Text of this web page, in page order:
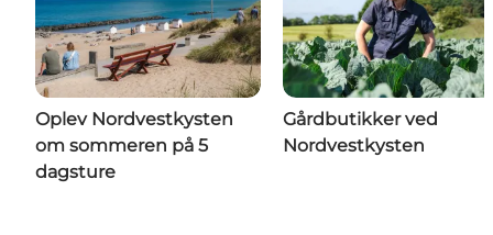
Oplev Nordvestkysten
om sommeren på 5
dagsture
Gårdbutikker ved
Nordvestkysten